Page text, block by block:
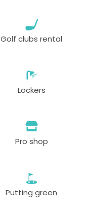
Golf clubs rental
Lockers
Pro shop
Putting green